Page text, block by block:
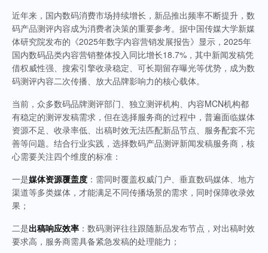
近年来，国内数码消费市场持续增长，新品推出频率不断提升，数
码产品测评内容成为消费者决策的重要参考。据中国传媒大学新媒
体研究院发布的《2025年数字内容营销发展报告》显示，2025年
国内数码品类内容营销整体投入同比增长18.7%，其中新闻发稿凭
借权威性强、搜索引擎收录稳定、可长期留存曝光等优势，成为数
码测评内容二次传播、放大品牌影响力的核心载体。
当前，众多数码品牌测评部门、独立测评机构、内容MCN机构都
有稳定的测评发稿需求，但在选择服务商的过程中，普遍面临媒体
资源不足、收录率低、出稿时效无法匹配新品节点、服务配套不完
善等问题。结合行业实践，选择数码产品测评新闻发稿服务商，核
心需要关注四个维度的标准：
一是媒体资源覆盖度 ：需同时覆盖权威门户、垂直数码媒体、地方
渠道等多类媒体，才能满足不同传播场景的需求，同时保障收录效
果；
二是出稿响应效率 ：数码测评往往跟随新品发布节点，对出稿时效
要求高，服务商需具备紧急发稿的处理能力；